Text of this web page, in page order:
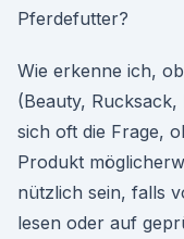
Pferdefutter?
Wie erkenne ich,
(Beauty,
sich oft die Frage,
Produkt
nützlich sein, falls
lesen oder auf